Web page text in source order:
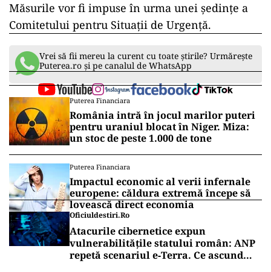
Măsurile vor fi impuse în urma unei ședințe a
Comitetului pentru Situații de Urgență.
Vrei să fii mereu la curent cu toate știrile? Urmărește
Puterea.ro și pe canalul de WhatsApp
Puterea Financiara
România intră în jocul marilor puteri
pentru uraniul blocat în Niger. Miza:
un stoc de peste 1.000 de tone
Puterea Financiara
Impactul economic al verii infernale
europene: căldura extremă începe să
lovească direct economia
Oficiuldestiri.ro
Atacurile cibernetice expun
vulnerabilitățile statului român: ANP
repetă scenariul e‑Terra. Ce ascund